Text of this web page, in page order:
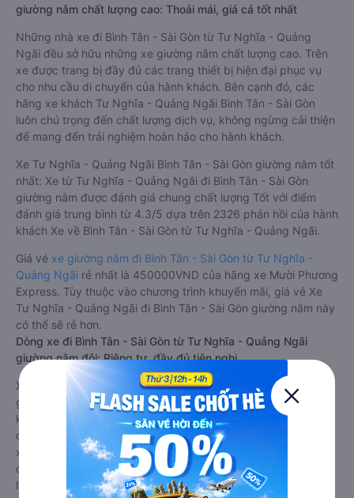
giường nằm chất lượng cao: Thoải mái, giá cả tốt nhất
Những nhà xe đi Bình Tân - Sài Gòn từ Tư Nghĩa - Quảng
Ngãi đều sở hữu những xe giường nằm chất lượng cao. Trên
xe được trang bị đầy đủ các trang thiết bị hiện đại phục vụ
cho nhu cầu di chuyển của hành khách. Bên cạnh đó, các
hãng xe khách Tư Nghĩa - Quảng Ngãi Bình Tân - Sài Gòn
luôn chú trọng đến chất lượng dịch vụ, không ngừng cải thiện
để mang đến trải nghiệm hoàn hảo cho hành khách.
Xe Tư Nghĩa - Quảng Ngãi Bình Tân - Sài Gòn giường nằm tốt
nhất: Xe từ Tư Nghĩa - Quảng Ngãi đi Bình Tân - Sài Gòn
giường nằm được đánh giá chung chất lượng Tốt với điểm
đánh giá trung bình từ 4.3/5 dựa trên 2326 phản hồi của hành
khách Xe về Bình Tân - Sài Gòn từ Tư Nghĩa - Quảng Ngãi.
Giá vé xe giường nằm đi Bình Tân - Sài Gòn từ Tư Nghĩa -
Quảng Ngãi rẻ nhất là 450000VND của hãng xe Mười Phương
Express. Tùy thuộc vào chương trình khuyến mãi, giá vé Xe
Tư Nghĩa - Quảng Ngãi đi Bình Tân - Sài Gòn giường nằm này
có thể sẽ rẻ hơn.
Dòng xe đi Bình Tân - Sài Gòn từ Tư Nghĩa - Quảng Ngãi
giường nằm đôi: Riêng tư, đầy đủ tiện nghi
Xe khách đi Bình Tân - Sài Gòn từ Tư Nghĩa - Quảng Ngãi
giường nằm đôi là loại xe đặc biệt. Với mỗi giường được thiết
kế như một phòng ngủ khách sạn sang trọng, hiện đại. Đây là
dòng xe giường nằm cho cặp đôi đi Bình Tân - Sài Gòn mới
xuất hiện tại Việt Nam. Loại xe giường nằm đôi ra đời nhằm
đáp ứng yêu cầu ngày càng cao của khách hàng về chất
lượng dịch vụ vận tải. So với xe giường nằm thông thường, xe